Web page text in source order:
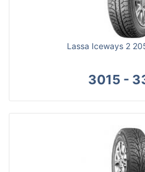
Lassa Iceways 2
3015 -